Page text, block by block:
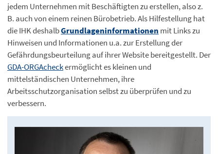
jedem Unternehmen mit Beschäftigten zu erstellen, also z.
B. auch von einem reinen Bürobetrieb. Als Hilfestellung hat
die IHK deshalbGrundlageninformationen mit Links zu
Hinweisen und Informationen u.a. zur Erstellung der
Gefährdungsbeurteilung auf ihrer Website bereitgestellt. Der
GDA-ORGAcheckermöglicht es kleinen und
mittelständischen Unternehmen, ihre
Arbeitsschutzorganisation selbst zu überprüfen und zu
verbessern.